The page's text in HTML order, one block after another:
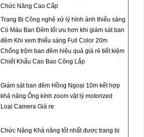
Chức Năng Cao Cấp
Trang Bị Công nghệ xử lý hình ảnh thiếu sáng
Có Màu Ban Đêm tối ưu hơn khi giám sát ban
đêm Khi xem thiếu sáng Full Color 20m
Chống trộm ban đêm hiệu quả giá rẻ tiết kiệm
Chiết Khấu Cao Bao Công Lắp
Giám sát ban đêm Hồng Ngoại 10m kết hợp
khả năng Ống kính zoom vật lý motorized
Loại Camera Giá re
Chức Năng Khả năng tốt nhất được trang bị